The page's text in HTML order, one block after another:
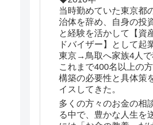
当時勤めていた東京都
治体を辞め、自身の投
と経験を活かして【資
ドバイザー】として起
東京→鳥取へ家族4人で
これまで400名以上の
構築の必要性と具体策
イスしてきた。
多くの方々のお金の相
る中で、豊かな人生を